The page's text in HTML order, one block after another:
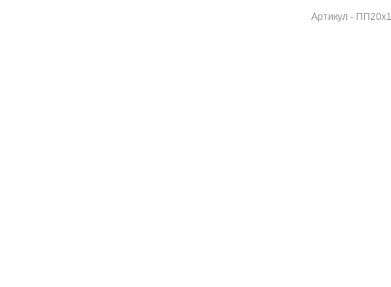
Артикул -